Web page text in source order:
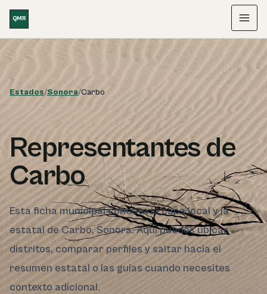
QMR Menú
Estados/Sonora/Carbo
Representantes de
Carbo
Esta ficha municipal conecta la capa local y la
estatal de Carbo, Sonora. Aquí puedes ubicar
distritos, comparar perfiles y saltar hacia el
resumen estatal o las guías cuando necesites
contexto adicional.